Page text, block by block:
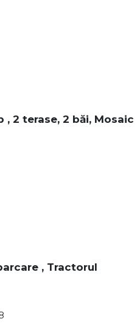
2 terase, 2 băi, Mosaic
, Tractorul